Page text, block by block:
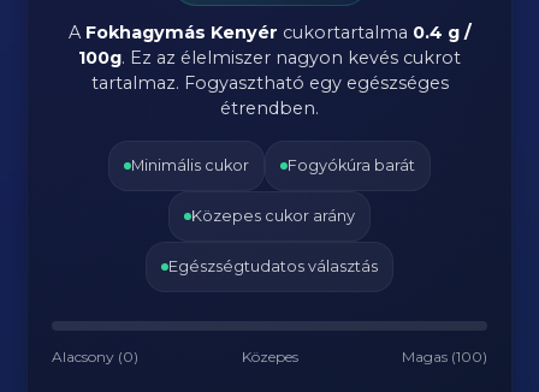
A Fokhagymás Kenyér cukortartalma 0.4 g /
100g. Ez az élelmiszer nagyon kevés cukrot
tartalmaz. Fogyasztható egy egészséges
étrendben.
Minimális cukor Fogyókúra barát
Közepes cukor arány
Egészségtudatos választás
Alacsony (0) Közepes Magas (100)